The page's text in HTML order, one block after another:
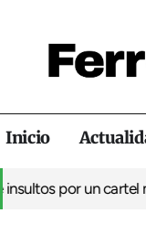
Inicio
cartel manipuladoLa